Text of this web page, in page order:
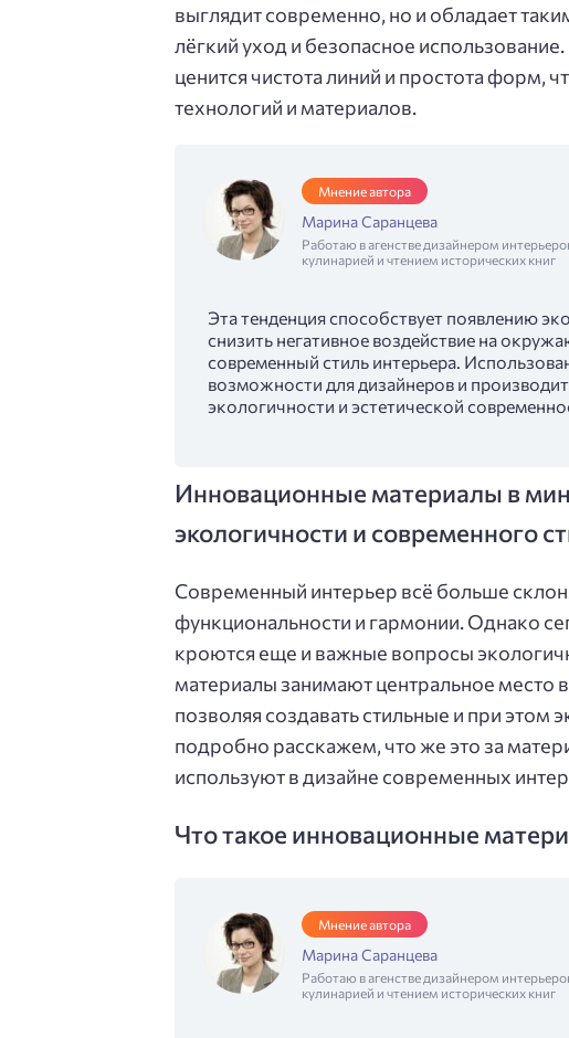
выглядит современно, но и обладает
лёгкий уход и безопасное
ценится чистота линий и простота форм,
технологий и материалов.
Мнение автора
Марина Саранцева
Работаю в агенстве дизайнером
кулинарией и чтением исторических книг
Эта тенденция способствует появлению
снизить негативное воздействие на
современный стиль интерьера.
возможности для дизайнеров и
экологичности и эстетической
Инновационные материалы в
экологичности и современного
Современный интерьер всё больше
функциональности и гармонии. Однако
кроются еще и важные вопросы
материалы занимают центральное место
позволяя создавать стильные и при этом
подробно расскажем, что же это за
используют в дизайне современных
Что такое инновационные
Мнение автора
Марина Саранцева
Работаю в агенстве дизайнером
кулинарией и чтением исторических книг